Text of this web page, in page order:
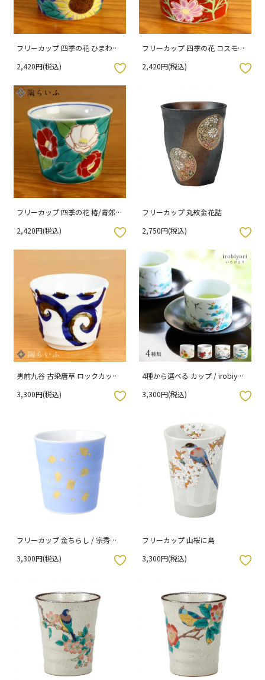
フリーカップ 四季の花 ひまわり/
2,420円(税込)
フリーカップ 四季の花 コスモス/
2,420円(税込)
お気に入りボタン
フリーカップ 四季の花 椿/青郊窯
2,420円(税込)
フリーカップ 丸紋金花詰
2,750円(税込)
お気に入りボタン
男前九谷 古染唐草 ロックカップ/
3,300円(税込)
4種から選べる カップ / irobiyori
3,300円(税込)
お気に入りボタン
フリーカップ 金ちらし / 宗秀窯
3,300円(税込)
フリーカップ 山桜に鳥
3,300円(税込)
お気に入りボタン